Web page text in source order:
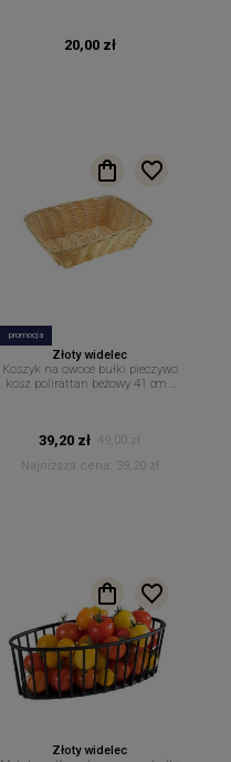
20,00 zł
promocja
Złoty widelec
Koszyk na owoce bułki pieczywo
kosz polirattan beżowy 41 cm x
39,20 zł
49,00 zł
Najniższa cena:
39,20 zł
Złoty widelec